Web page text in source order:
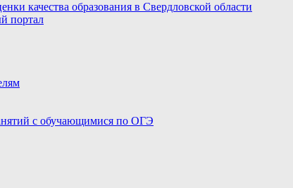
качества образования в Свердловской области
портал
с обучающимися по ОГЭ